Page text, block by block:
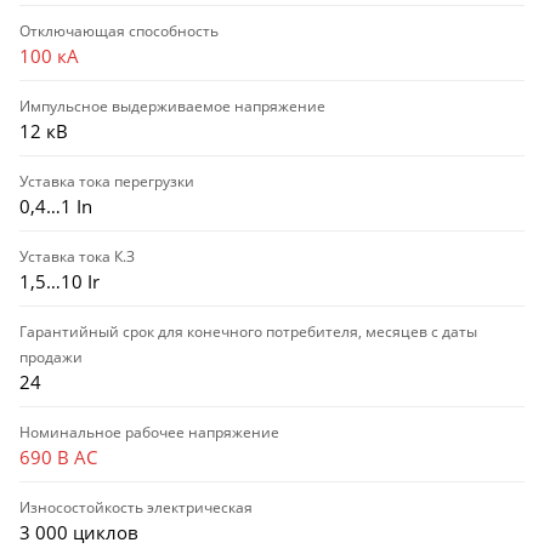
Отключающая способность
100 кА
Импульсное выдерживаемое напряжение
12 кВ
Уставка тока перегрузки
0,4…1 In
Уставка тока К.З
1,5…10 Ir
Гарантийный срок для конечного потребителя, месяцев с даты
продажи
24
Номинальное рабочее напряжение
690 В AC
Износостойкость электрическая
3 000 циклов